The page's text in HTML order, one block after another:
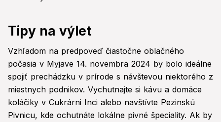
Tipy na výlet
Vzhľadom na predpoveď čiastočne oblačného
počasia v Myjave 14. novembra 2024 by bolo ideálne
spojiť prechádzku v prírode s návštevou niektorého z
miestnych podnikov. Vychutnajte si kávu a domáce
koláčiky v Cukrárni Inci alebo navštívte Pezinskú
Pivnicu, kde ochutnáte lokálne pivné špeciality. Ak by